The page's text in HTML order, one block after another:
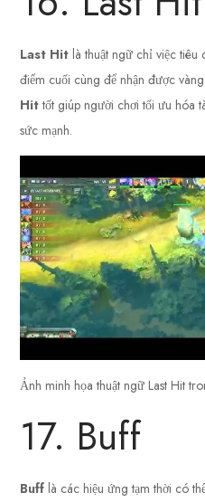
Last Hit là thuật ngữ chỉ việc tiêu
điểm cuối cùng để nhận được
Hittốt giúp người chơi tối ưu hóa
sức mạnh.
Ảnh minh họa thuật ngữ Last Hit
17. Buff
Buff là các hiệu ứng tạm thời có